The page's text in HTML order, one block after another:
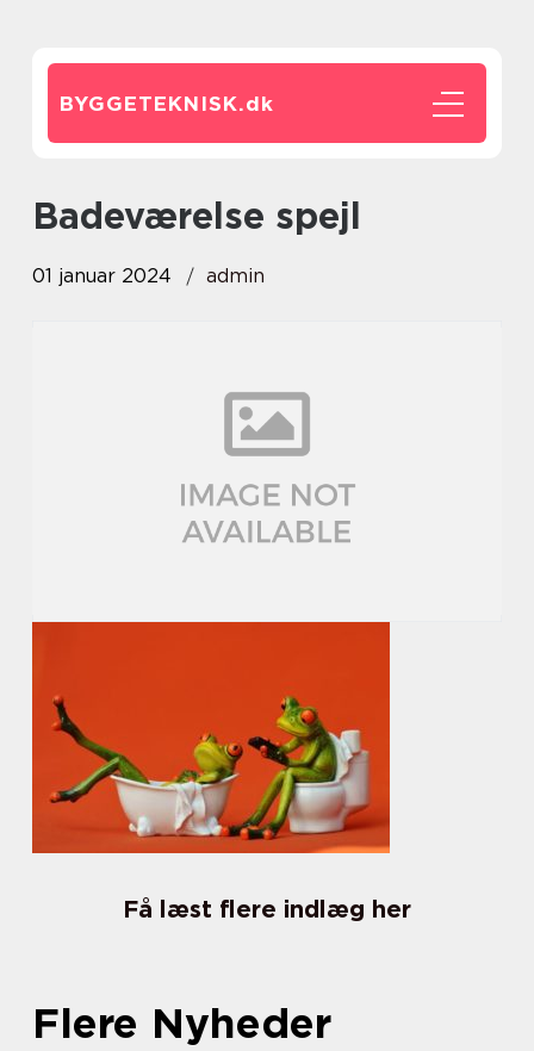
BYGGETEKNISK.dk
badeværelse spejl
01 januar 2024 admin
Få læst flere indlæg her
Flere Nyheder